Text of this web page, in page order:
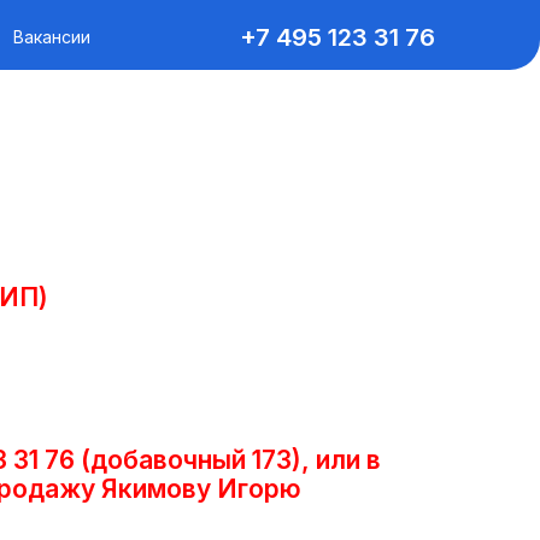
Вакансии +7 495 123 31 76
76 (добавочный 173), или в
Якимову Игорю